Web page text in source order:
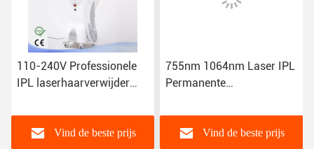
110-240V Professionele
IPL laserhaarverwijder
Vind de beste prijs
755nm 1064nm Laser IPL
Permanente
Vind de beste prijs